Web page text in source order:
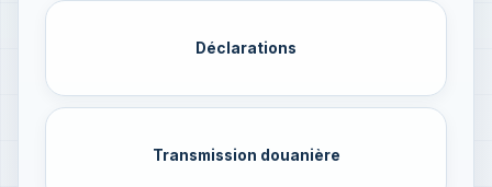
Déclarations
Transmission douanière